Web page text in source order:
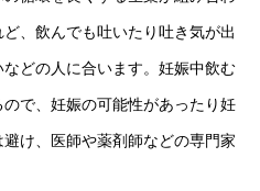
、飲んでも吐いたり吐き気が出
どの人に合います。妊娠中飲む
で、妊娠の可能性があったり妊
け、医師や薬剤師などの専門家